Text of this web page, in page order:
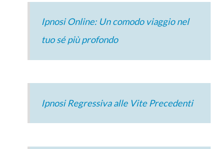
Ipnosi Online: Un comodo viaggio nel
tuo sé più profondo
Ipnosi Regressiva alle Vite Precedenti